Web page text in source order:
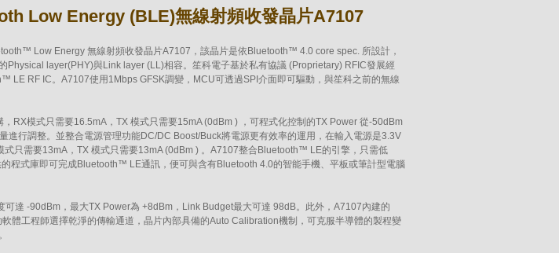
Low Energy (BLE)無線射頻收發晶片A7107
Low Energy 無線射頻收發晶片A7107，該晶片是依Bluetooth™ 4.0 core spec. 所設計，
layer(PHY)與Link layer (LL)相容。笙科電子基於私有協議 (Proprietary) RFIC發展經
LE RF IC。A7107使用1Mbps GFSK調變，MCU可透過SPI介面即可驅動，與笙科之前的無線
RX模式只需要16.5mA，TX 模式只需要15mA (0dBm ) ，可程式化控制的TX Power 從-50dBm
進行調整。並整合電源管理功能DC/DC Boost/Buck將電源更有效率的運用，在輸入電源是3.3V
式只需要13mA，TX 模式只需要13mA (0dBm ) 。A7107整合Bluetooth™ LE的引擎，只需低
程式庫即可完成Bluetooth™ LE通訊，便可與含有Bluetooth 4.0的智能手機、平板或筆計型電腦
可達 -90dBm，最大TX Power為 +8dBm，Link Budget最大可達 98dB。此外，A7107內建的
體工程師選擇乾淨的傳輸通道，晶片內部具備的Auto Calibration機制，可克服半導體的製程變